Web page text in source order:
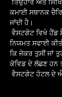
ਕਮਾਈ ਸਥਾਨਕ
ਜਾਂਦੀ ਹੈ।
ਨਿਯਮਤ ਸਫਾਈ
ਕਿ ਜੇਕਰ ਤੁਸੀਂ ਜਾਂ
ਕੋਵਿਡ ਦੇ ਲੱਛਣ ਹਨ
ਵੈਸਟਗੇਟ ਹੋਟਲ ਦੇ